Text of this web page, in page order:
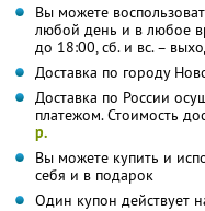
Вы можете
любой день и в любое
до 18:00, сб. и вс. –
Доставка по городу
Доставка по России
платежом. Стоимость
р.
Вы можете купить и
себя и в подарок
Один купон действует